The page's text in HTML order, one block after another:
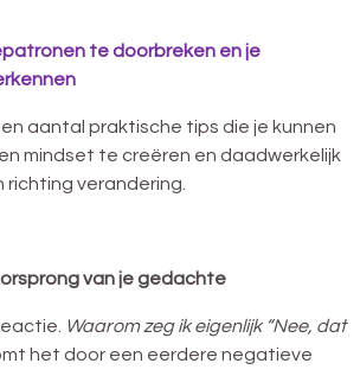
te doorbreken en je
aantal praktische tips die je kunnen
mindset te creëren en daadwerkelijk
verandering.
van je gedachte
Waarom zeg ik eigenlijk “Nee, dat
het door een eerdere negatieve